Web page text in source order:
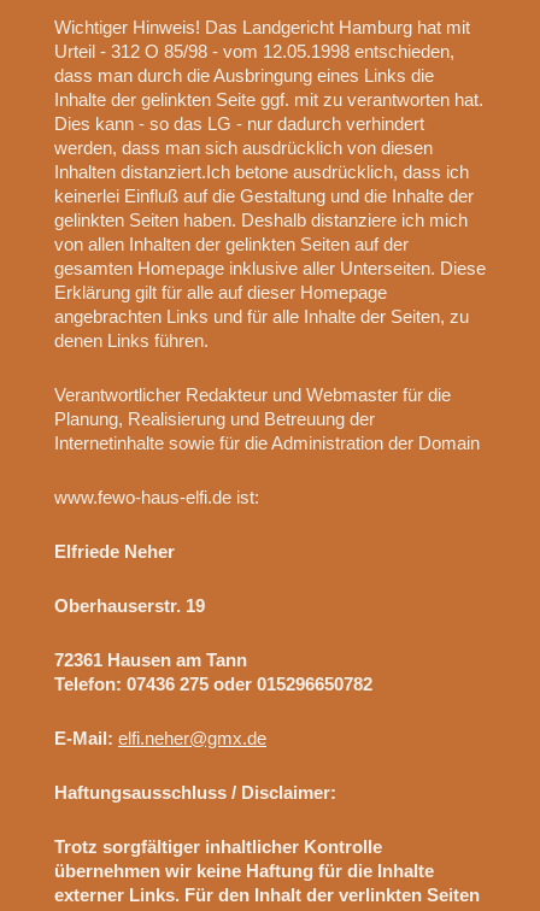
Wichtiger Hinweis! Das Landgericht Hamburg hat mit
Urteil - 312 O 85/98 - vom 12.05.1998 entschieden,
dass man durch die Ausbringung eines Links die
Inhalte der gelinkten Seite ggf. mit zu verantworten hat.
Dies kann - so das LG - nur dadurch verhindert
werden, dass man sich ausdrücklich von diesen
Inhalten distanziert.Ich betone ausdrücklich, dass ich
keinerlei Einfluß auf die Gestaltung und die Inhalte der
gelinkten Seiten haben. Deshalb distanziere ich mich
von allen Inhalten der gelinkten Seiten auf der
gesamten Homepage inklusive aller Unterseiten. Diese
Erklärung gilt für alle auf dieser Homepage
angebrachten Links und für alle Inhalte der Seiten, zu
denen Links führen.
Verantwortlicher Redakteur und Webmaster für die
Planung, Realisierung und Betreuung der
Internetinhalte sowie für die Administration der Domain
www.fewo-haus-elfi.de ist:
Elfriede Neher
Oberhauserstr. 19
72361 Hausen am Tann
Telefon: 07436 275 oder 015296650782
E-Mail: elfi.neher@gmx.de
Haftungsausschluss / Disclaimer:
Trotz sorgfältiger inhaltlicher Kontrolle
übernehmen wir keine Haftung für die Inhalte
externer Links. Für den Inhalt der verlinkten Seiten